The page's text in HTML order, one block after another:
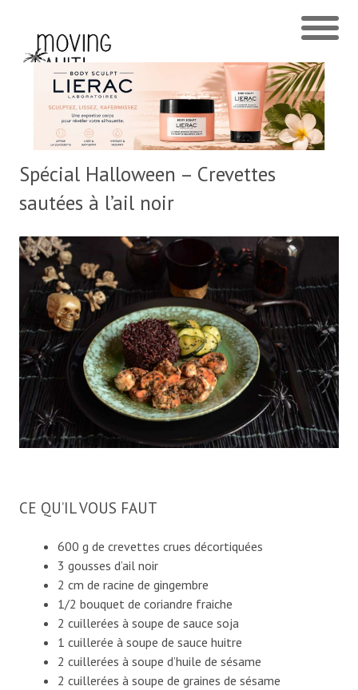
Spécial Halloween – Crevettes
sautées à l’ail noir
CE QU’IL VOUS FAUT
600 g de crevettes crues décortiquées
3 gousses d’ail noir
2 cm de racine de gingembre
1/2 bouquet de coriandre fraiche
2 cuillerées à soupe de sauce soja
1 cuillerée à soupe de sauce huitre
2 cuillerées à soupe d’huile de sésame
2 cuillerées à soupe de graines de sésame